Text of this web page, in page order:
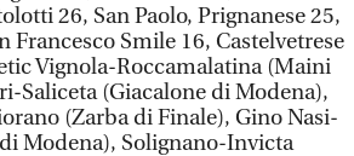
26, San Paolo, Prignanese 25,
Francesco Smile 16, Castelvetrese
Vignola-Roccamalatina (Maini
Saliceta (Giacalone di Modena),
(Zarba di Finale), Gino Nasi-
Modena), Solignano-Invicta